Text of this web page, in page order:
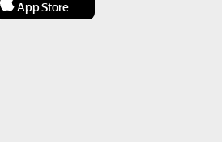
App Store